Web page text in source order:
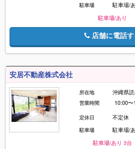
駐車場 駐車場/
駐車場/あり
店舗に電話
安居不動産株式会社
所在地 沖縄県
営業時間 10:00〜
定休日 不定休
駐車場 駐車場/
駐車場/あり 3台